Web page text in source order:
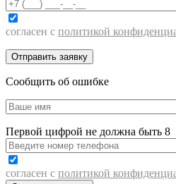
согласен с политикой
Сообщить об ошибке
Первой цифрой не должна быть 8
согласен с политикой